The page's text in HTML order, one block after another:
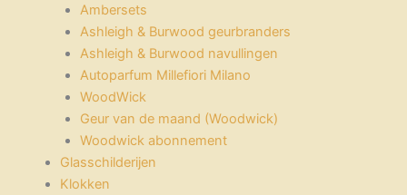
Ambersets
Ashleigh & Burwood geurbranders
Ashleigh & Burwood navullingen
Autoparfum Millefiori Milano
WoodWick
Geur van de maand (Woodwick)
Woodwick abonnement
Glasschilderijen
Klokken